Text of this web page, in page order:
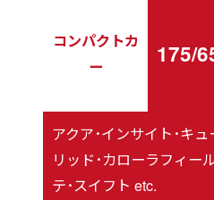
コンパクトカ
ー
175/
アクア･インサイト･キ
リッド･カローラフィー
テ･スイフト etc.